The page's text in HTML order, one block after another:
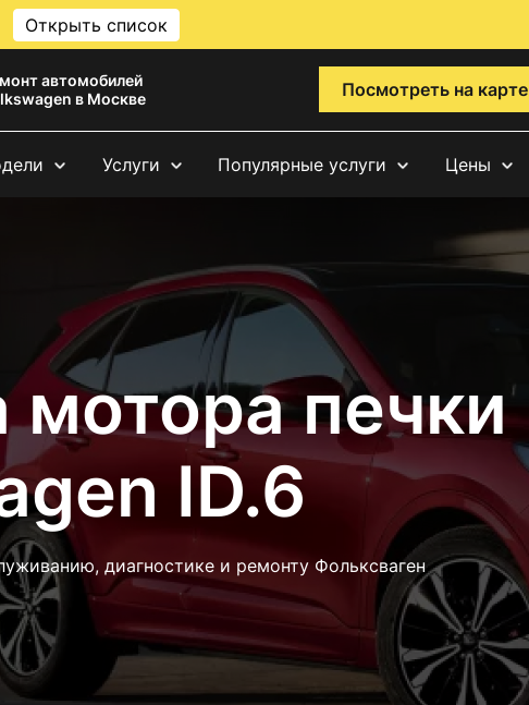
Открыть список
автомобилей
в Москве
Посмотреть на карте
Услуги Популярные услуги Цены
мотора печки
ID.6
диагностике и ремонту Фольксваген